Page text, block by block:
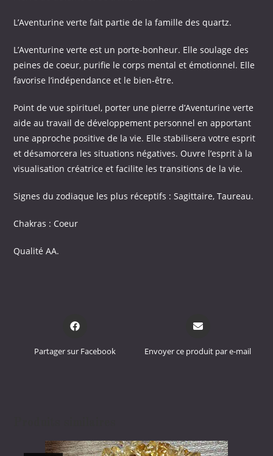
L’Aventurine verte fait partie de la famille des quartz.
L’Aventurine verte est un porte-bonheur. Elle soulage des
peines de coeur, purifie le corps mental et émotionnel. Elle
favorise l’indépendance et le bien-être.
Point de vue spirituel, porter une pierre d’Aventurine verte
aide au travail de développement personnel en apportant
une approche positive de la vie. Elle stabilisera votre esprit
et désamorcera les situations négatives. Ouvre l’esprit à la
visualisation créatrice et facilite les transitions de la vie.
Signes du zodiaque les plus réceptifs : Sagittaire, Taureau.
Chakras : Coeur
Qualité AA.
Opens
new
Partager sur Facebook
Opens
new
Envoyer ce produit par e-mail